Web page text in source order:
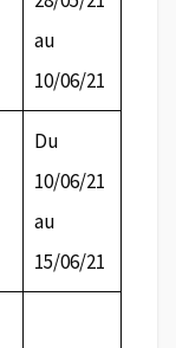
au
10/06/21
Du
10/06/21
au
15/06/21